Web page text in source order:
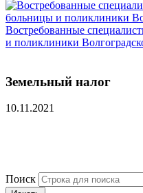
Востребованные
и поликлиники
Земельный налог
10.11.2021
Поиск